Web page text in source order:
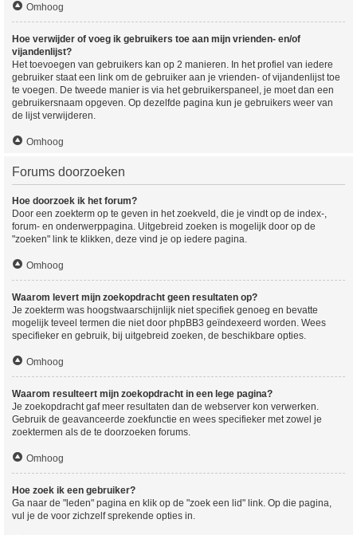
Omhoog
Hoe verwijder of voeg ik gebruikers toe aan mijn vrienden- en/of
vijandenlijst?
Het toevoegen van gebruikers kan op 2 manieren. In het profiel van iedere
gebruiker staat een link om de gebruiker aan je vrienden- of vijandenlijst toe
te voegen. De tweede manier is via het gebruikerspaneel, je moet dan een
gebruikersnaam opgeven. Op dezelfde pagina kun je gebruikers weer van
de lijst verwijderen.
Omhoog
Forums doorzoeken
Hoe doorzoek ik het forum?
Door een zoekterm op te geven in het zoekveld, die je vindt op de index-,
forum- en onderwerppagina. Uitgebreid zoeken is mogelijk door op de
"zoeken" link te klikken, deze vind je op iedere pagina.
Omhoog
Waarom levert mijn zoekopdracht geen resultaten op?
Je zoekterm was hoogstwaarschijnlijk niet specifiek genoeg en bevatte
mogelijk teveel termen die niet door phpBB3 geïndexeerd worden. Wees
specifieker en gebruik, bij uitgebreid zoeken, de beschikbare opties.
Omhoog
Waarom resulteert mijn zoekopdracht in een lege pagina?
Je zoekopdracht gaf meer resultaten dan de webserver kon verwerken.
Gebruik de geavanceerde zoekfunctie en wees specifieker met zowel je
zoektermen als de te doorzoeken forums.
Omhoog
Hoe zoek ik een gebruiker?
Ga naar de "leden" pagina en klik op de "zoek een lid" link. Op die pagina,
vul je de voor zichzelf sprekende opties in.